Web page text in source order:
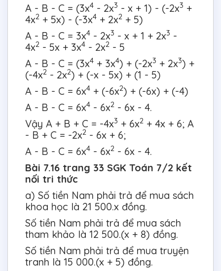
A - B - C = (3x4 - 2x3 - x + 1) - (-2x3 +
4x2 + 5x) - (-3x4 + 2x2 + 5)
A - B - C = 3x4 - 2x3 - x + 1 + 2x3 -
4x2 - 5x + 3x4 - 2x2 - 5
A - B - C = (3x4 + 3x4) + (-2x3 + 2x3) +
(-4x2 - 2x2) + (-x - 5x) + (1 - 5)
A - B - C = 6x4 + (-6x2) + (-6x) + (-4)
A - B - C = 6x4 - 6x2 - 6x - 4.
Vậy A + B + C = -4x3 + 6x2 + 4x + 6; A
- B + C = -2x2 - 6x + 6;
A - B - C = 6x4 - 6x2 - 6x - 4.
Bài 7.16 trang 33 SGK Toán 7/2 kết
nối tri thức
a) Số tiền Nam phải trả để mua sách
khoa học là 21 500.x đồng.
Số tiền Nam phải trả để mua sách
tham khảo là 12 500.(x + 8) đồng.
Số tiền Nam phải trả để mua truyện
tranh là 15 000.(x + 5) đồng.